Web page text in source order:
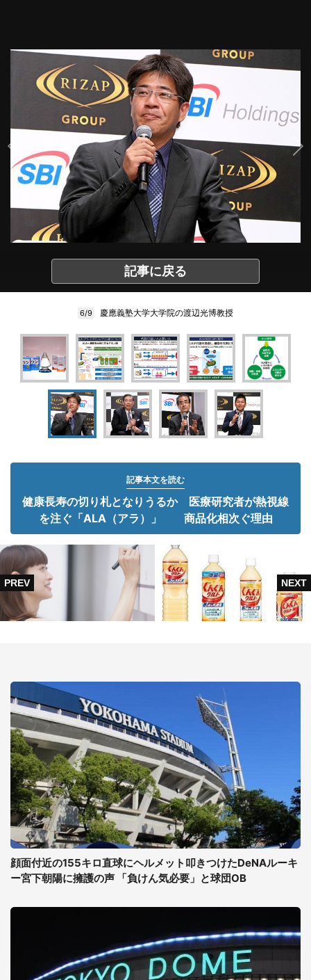
記事に戻る
6/9 慶應義塾大学大学院の渡辺光博教授
記事本文を読む
健康長寿の切り札となりうるか 医療研究者が熱視線
を注ぐ「ALA（アラ）」 商品化相次ぐ理由
顔面付近の155キロ直球にヘルメット叩きつけたDeNAルーキ
ー宮下朝陽に擁護の声 「負けん気必要」と球団OB